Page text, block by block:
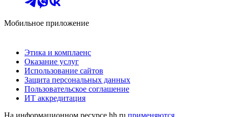
Мобильное приложение
Этика и комплаенс
Оказание услуг
Использование сайтов
Защита персональных данных
Пользовательское соглашение
ИТ аккредитация
На информационном ресурсе hh.ru применяются